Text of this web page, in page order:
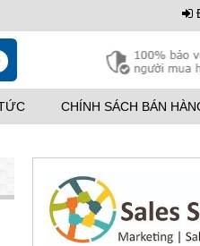
CHÍNH SÁCH BÁN